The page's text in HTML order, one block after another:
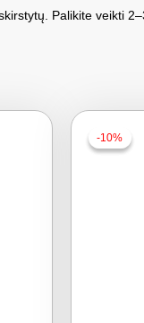
Palikite veikti
-10%
-10%